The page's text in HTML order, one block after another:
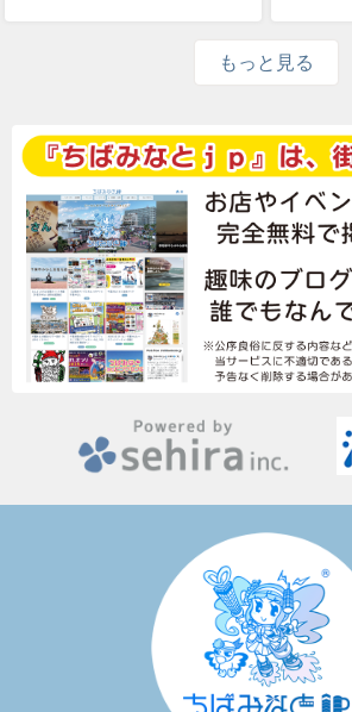
もっと見る